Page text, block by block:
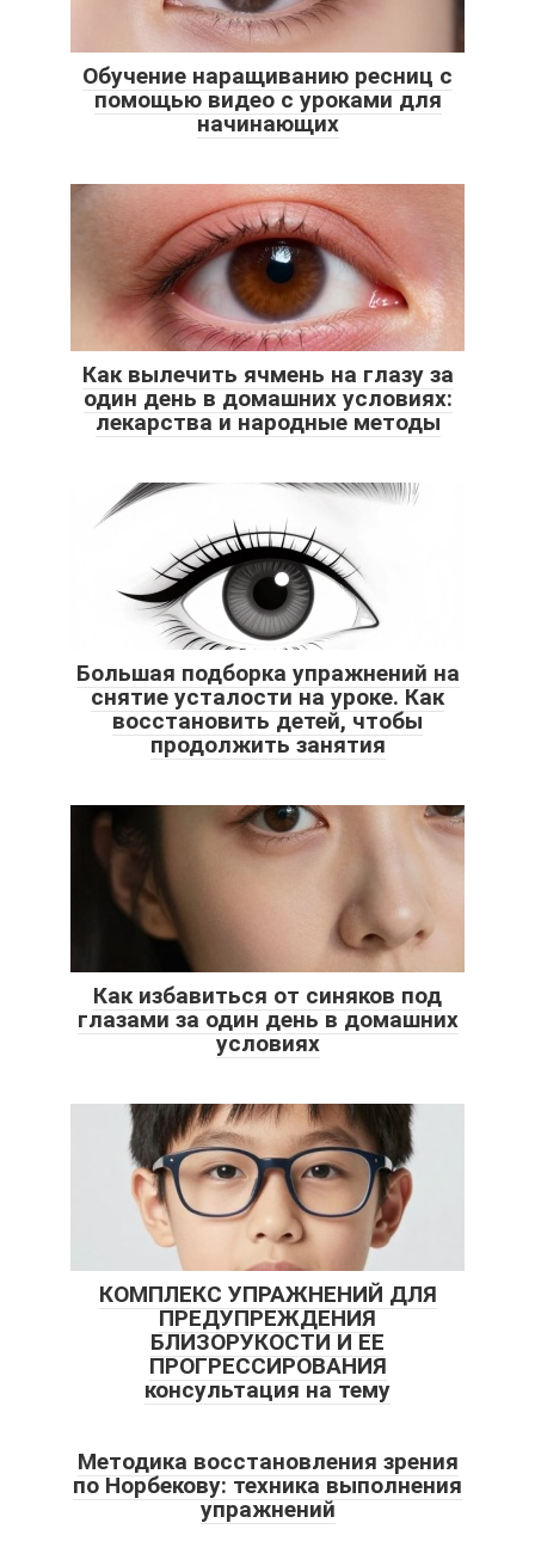
Обучение наращиванию ресниц с
помощью видео с уроками для
начинающих
Как вылечить ячмень на глазу за
один день в домашних условиях:
лекарства и народные методы
Большая подборка упражнений на
снятие усталости на уроке. Как
восстановить детей, чтобы
продолжить занятия
Как избавиться от синяков под
глазами за один день в домашних
условиях
КОМПЛЕКС УПРАЖНЕНИЙ ДЛЯ
ПРЕДУПРЕЖДЕНИЯ
БЛИЗОРУКОСТИ И ЕЕ
ПРОГРЕССИРОВАНИЯ
консультация на тему
Методика восстановления зрения
по Норбекову: техника выполнения
упражнений